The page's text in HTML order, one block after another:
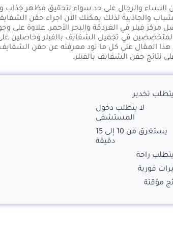
النساء والرجال على حد سواء لتحقيق مظهر جذاب
والجاذبية لذلك يمكنك الآن اجراء حقن
مركز فيلر في الغردقة والبحر الأحمر. علاوة على
المتخصصين في تجميل الشفايف بالفيلر وحاصلين
المقال على كل ما تود معرفته عن حقن الشفايف
نتائج حقن الشفايف بالفيلر.
يتطلب تخدير
لا يتطلب دخول
المستشفى
يستغرق من 10 إلى 15
دقيقة
يتطلب راحة
فورية
مؤقتة